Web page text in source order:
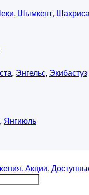
, Шымкент,
, Энгельс, Экибастуз
, Янгиюль
Акции.